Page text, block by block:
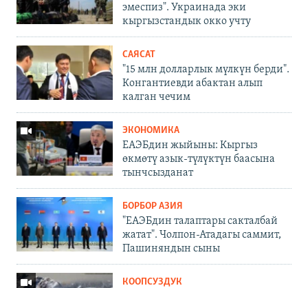
эмеспиз". Украинада эки
кыргызстандык окко учту
САЯСАТ
"15 млн долларлык мүлкүн берди".
Конгантиевди абактан алып
калган чечим
ЭКОНОМИКА
ЕАЭБдин жыйыны: Кыргыз
өкмөтү азык-түлүктүн баасына
тынчсызданат
БОРБОР АЗИЯ
"ЕАЭБдин талаптары сакталбай
жатат". Чолпон-Атадагы саммит,
Пашиняндын сыны
КООПСУЗДУК